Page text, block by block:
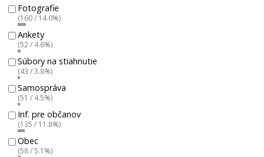
Fotografie
(160 / 14.0%)
Ankety
(52 / 4.6%)
Súbory na stiahnutie
(43 / 3.8%)
Samospráva
(51 / 4.5%)
Inf. pre občanov
(135 / 11.8%)
Obec
(58 / 5.1%)